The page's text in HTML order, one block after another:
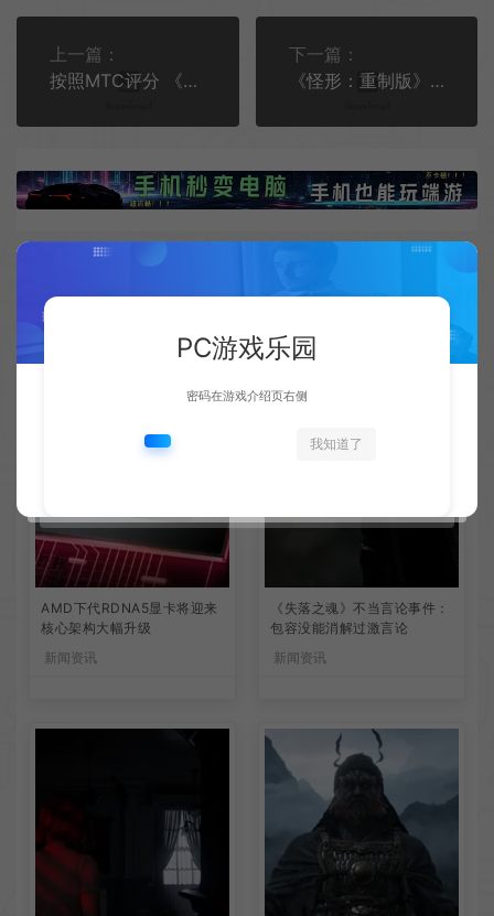
上一篇：
按照MTC评分 《宇宙机器人》应是TGA最大赢家
下一篇：
《怪形：重制版》Steam版108元 无中文
AMD下代RDNA5显卡将迎来
核心架构大幅升级
新闻资讯
《失落之魂》不当言论事件：
包容没能消解过激言论
新闻资讯
PC游戏乐园
密码在游戏介绍页右侧
我知道了